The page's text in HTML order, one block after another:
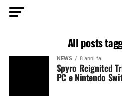
All posts
NEWS 8 anni fa
Spyro Reignited
PC e Nintendo